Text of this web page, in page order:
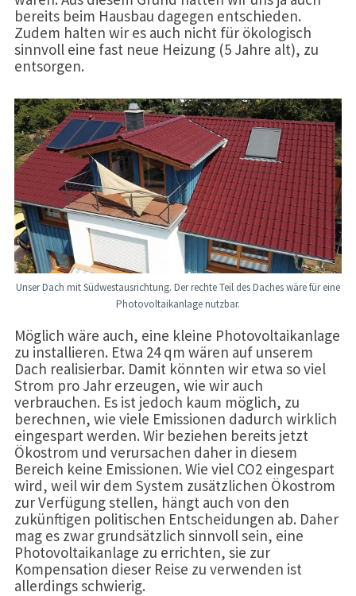
bereits beim Hausbau dagegen entschieden.
Zudem halten wir es auch nicht für ökologisch
sinnvoll eine fast neue Heizung (5 Jahre alt), zu
entsorgen.
Unser Dach mit Südwestausrichtung. Der rechte Teil des Daches wäre für eine
Photovoltaikanlage nutzbar.
Möglich wäre auch, eine kleine Photovoltaikanlage
zu installieren. Etwa 24 qm wären auf unserem
Dach realisierbar. Damit könnten wir etwa so viel
Strom pro Jahr erzeugen, wie wir auch
verbrauchen. Es ist jedoch kaum möglich, zu
berechnen, wie viele Emissionen dadurch wirklich
eingespart werden. Wir beziehen bereits jetzt
Ökostrom und verursachen daher in diesem
Bereich keine Emissionen. Wie viel CO2 eingespart
wird, weil wir dem System zusätzlichen Ökostrom
zur Verfügung stellen, hängt auch von den
zukünftigen politischen Entscheidungen ab. Daher
mag es zwar grundsätzlich sinnvoll sein, eine
Photovoltaikanlage zu errichten, sie zur
Kompensation dieser Reise zu verwenden ist
allerdings schwierig.